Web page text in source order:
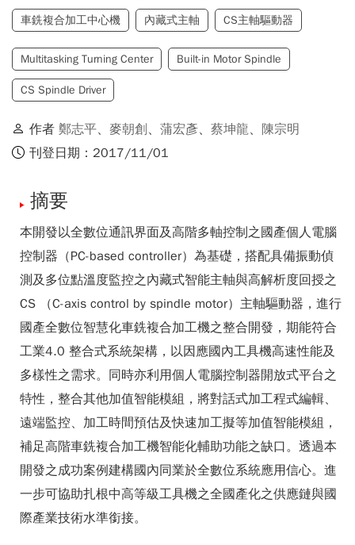
車銑複合加工中心機 內藏式主軸 CS主軸驅動器
Multitasking Turning Center Built-in Motor Spindle
CS Spindle Driver
作者 鄭志平、 麥朝創 、 蒲宏彥、 蔡坤龍、 陳宗明
刊登日期：2017/11/01
摘要
本開發以全數位通訊界面及高階多軸控制之國產個人電腦
控制器（PC-based controller）為基礎，搭配具備振動偵
測及多位點溫度監控之內藏式智能主軸與高解析度回授之
CS （C-axis control by spindle motor）主軸驅動器，進行
國產全數位智慧化車銑複合加工機之整合開發，期能符合
工業4.0 整合式系統架構，以因應國內工具機高速性能及
多樣性之需求。同時亦利用個人電腦控制器開放式平台之
特性，整合其他加值智能模組，將對話式加工程式編輯、
遠端監控、加工時間預估及快速加工擬等加值智能模組，
補足高階車銑複合加工機智能化輔助功能之缺口。透過本
開發之成功案例建構國內同業於全數位系統應用信心。進
一步可協助扎根中高等級工具機之全國產化之供應鏈與國
際產業技術水準銜接。